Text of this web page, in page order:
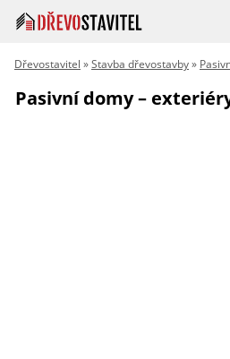
Dřevostavitel »Stavba dřevostavby»
Pasivní domy –